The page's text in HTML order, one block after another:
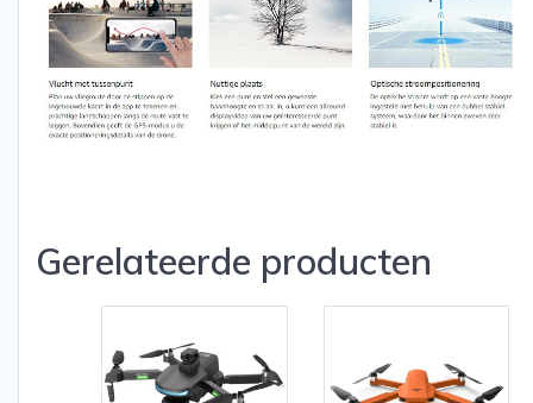
Gerelateerde producten